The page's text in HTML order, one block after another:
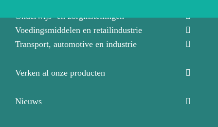
Onderwijs- en zorginstellingen
Voedingsmiddelen en retailindustrie
Transport, automotive en industrie
Verken al onze producten
Nieuws